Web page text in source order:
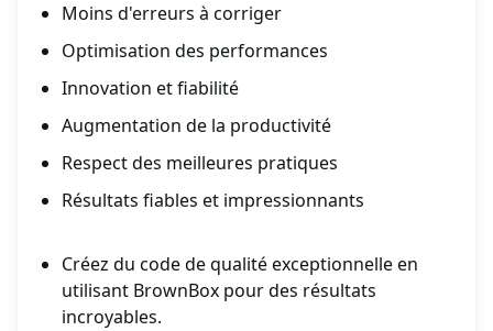
Moins d'erreurs à corriger
Optimisation des performances
Innovation et fiabilité
Augmentation de la productivité
Respect des meilleures pratiques
Résultats fiables et impressionnants
Créez du code de qualité exceptionnelle en
utilisant BrownBox pour des résultats
incroyables.